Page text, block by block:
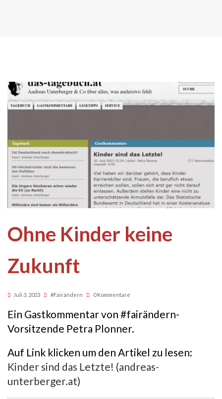
Ohne Kinder keine
Zukunft
Juli 3, 2023 #fairändern 0 Kommentare
Ein Gastkommentar von #fairändern-
Vorsitzende Petra Plonner.
Auf Link klicken um den Artikel zu lesen:
Kinder sind das Letzte! (andreas-
unterberger.at)